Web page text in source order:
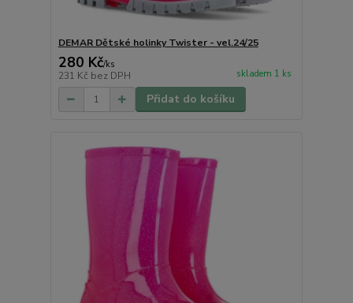
DEMAR Dětské holinky Twister - vel.24/25
280 Kč/ks
231 Kč bez DPH skladem 1 ks
Přidat do košíku